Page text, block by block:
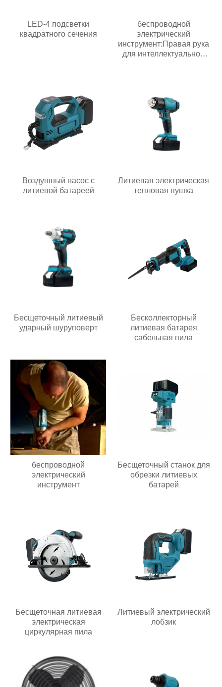
LED-4 подсветки
квадратного сечения
беспроводной
электрический
инструмент:Правая рука
для интеллектуальной
Воздушный насос с
литиевой батареей
Литиевая электрическая
тепловая пушка
Бесщеточный литиевый
ударный шуруповерт
Бесколлекторный
литиевая батарея
сабельная пила
беспроводной
электрический
инструмент
Бесщеточный станок для
обрезки литиевых
батарей
Бесщеточная литиевая
электрическая
циркулярная пила
Литиевый электрический
лобзик